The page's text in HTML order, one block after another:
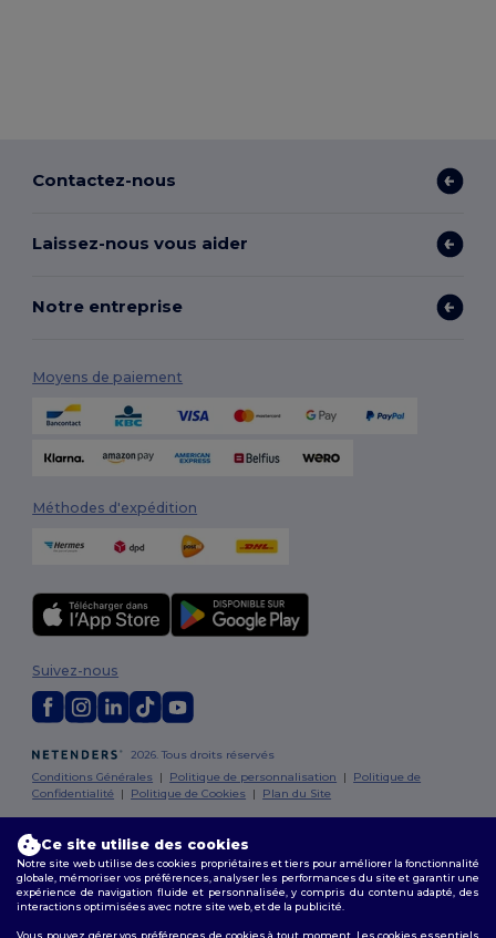
Contactez-nous
Laissez-nous vous aider
Notre entreprise
Moyens de paiement
Méthodes d'expédition
2026. Tous droits réservés
Conditions Générales | Politique de personnalisation | Politique de
Confidentialité | Politique de Cookies | Plan du Site
Suivez-nous
Bruxelles|Anvers | Mortsel|Malines
Herentals |Hoogstraten|Bruges
Ce site utilise des cookies
Notre site web utilise des cookies propriétaires et tiers pour améliorer la fonctionnalité
globale, mémoriser vos préférences, analyser les performances du site et garantir une
expérience de navigation fluide et personnalisée, y compris du contenu adapté, des
interactions optimisées avec notre site web, et de la publicité.
Vous pouvez gérer vos préférences de cookies à tout moment. Les cookies essentiels